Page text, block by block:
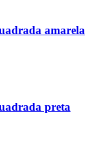
amarela
preta